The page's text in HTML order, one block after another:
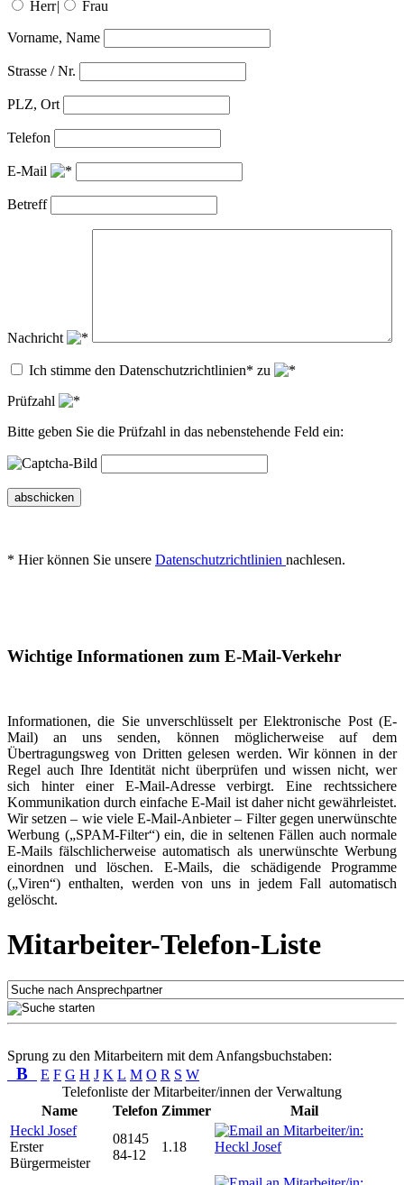
Herr| Frau
Vorname, Name
Strasse / Nr.
PLZ, Ort
Telefon
E-Mail
Betreff
Nachricht
Ich stimme den Datenschutzrichtlinien* zu
Prüfzahl
Bitte geben Sie die Prüfzahl in das nebenstehende Feld ein:
abschicken
* Hier können Sie unsere Datenschutzrichtlinien nachlesen.
Wichtige Informationen zum E-Mail-Verkehr
Informationen, die Sie unverschlüsselt per Elektronische Post (E-
Mail) an uns senden, können möglicherweise auf dem
Übertragungsweg von Dritten gelesen werden. Wir können in der
Regel auch Ihre Identität nicht überprüfen und wissen nicht, wer
sich hinter einer E-Mail-Adresse verbirgt. Eine rechtssichere
Kommunikation durch einfache E-Mail ist daher nicht gewährleistet.
Wir setzen – wie viele E-Mail-Anbieter – Filter gegen unerwünschte
Werbung („SPAM-Filter“) ein, die in seltenen Fällen auch normale
E-Mails fälschlicherweise automatisch als unerwünschte Werbung
einordnen und löschen. E-Mails, die schädigende Programme
(„Viren“) enthalten, werden von uns in jedem Fall automatisch
gelöscht.
Mitarbeiter-Telefon-Liste
Sprung zu den Mitarbeitern mit dem Anfangsbuchstaben:
B E F G H J K L M O R S W
Telefonliste der Mitarbeiter/innen der Verwaltung
Name
Telefon Zimmer
Mail
Heckl Josef
Erster
Bürgermeister
08145
84-12
1.18